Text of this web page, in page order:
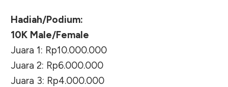
Hadiah/Podium:
10K Male/Female
Juara 1: Rp10.000.000
Juara 2: Rp6.000.000
Juara 3: Rp4.000.000